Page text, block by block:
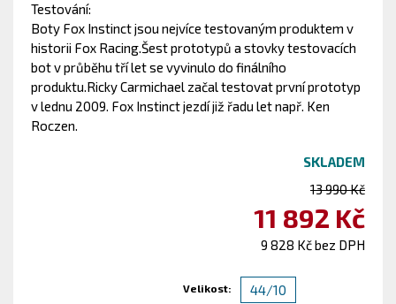
Testování:
Boty Fox Instinct jsou nejvíce testovaným produktem v
historii Fox Racing.Šest prototypů a stovky testovacích
bot v průběhu tří let se vyvinulo do finálního
produktu.Ricky Carmichael začal testovat první prototyp
v lednu 2009. Fox Instinct jezdí již řadu let např. Ken
Roczen.
SKLADEM
13 990 Kč
11 892 Kč
9 828 Kč bez DPH
Velikost:
44/10